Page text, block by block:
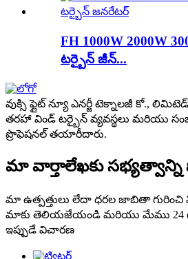
FH 1000W 2000W
టర్బైన్ జీన్...
వుక్సి ఫ్లైట్ న్యూ ఎనర్జీ టెక్నాలజీ కో.,
తరహా విండ్ టర్బైన్ వ్యవస్థలు మరియు
ప్రొఫెషనల్ తయారీదారు.
మా వార్తాలేఖకు సభ్యత్వాన్ని
మా ఉత్పత్తులు లేదా ధరల జాబితా
మాకు తెలియజేయండి మరియు మేము 24
ఇప్పుడే విచారణ